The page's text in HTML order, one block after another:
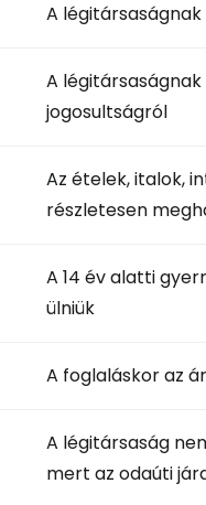
A
A
jogosultságról
Az ételek, italok,
részletesen
A 14 év alatti
ülniük
A foglaláskor az
A légitársaság
mert az odaúti